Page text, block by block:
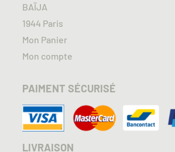
BAÏJA
1944 Paris
Mon Panier
Mon compte
PAIMENT SÉCURISÉ
LIVRAISON